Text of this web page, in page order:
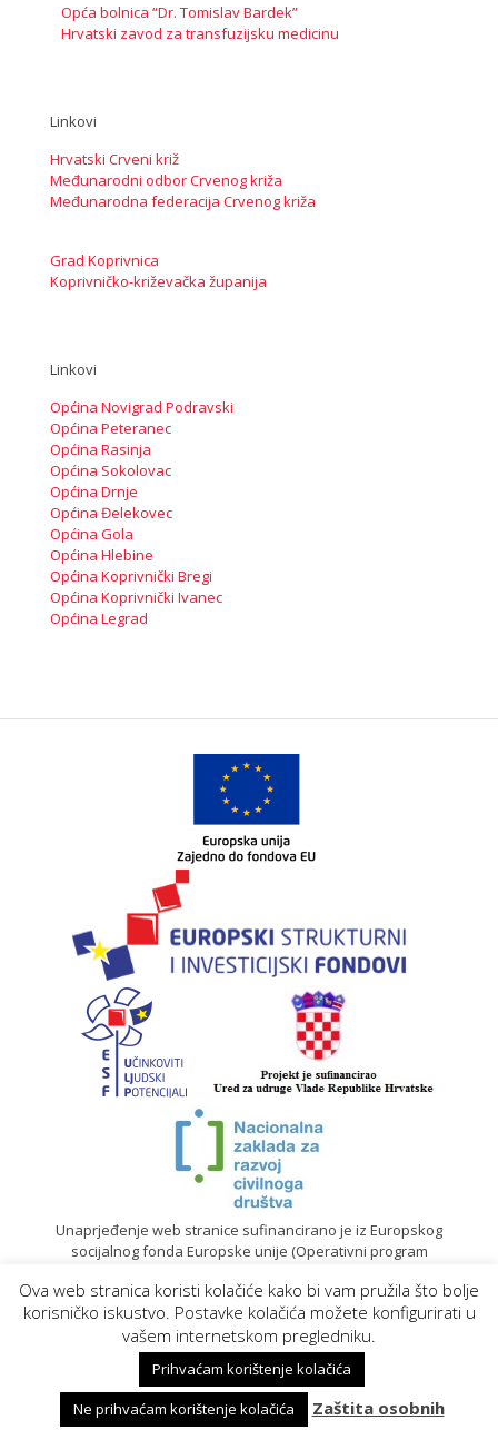
Opća bolnica “Dr. Tomislav Bardek”
Hrvatski zavod za transfuzijsku medicinu
Linkovi
Hrvatski Crveni križ
Međunarodni odbor Crvenog križa
Međunarodna federacija Crvenog križa
Grad Koprivnica
Koprivničko-križevačka županija
Linkovi
Općina Novigrad Podravski
Općina Peteranec
Općina Rasinja
Općina Sokolovac
Općina Drnje
Općina Đelekovec
Općina Gola
Općina Hlebine
Općina Koprivnički Bregi
Općina Koprivnički Ivanec
Općina Legrad
Unaprjeđenje web stranice sufinancirano je iz Europskog
socijalnog fonda Europske unije (Operativni program
© 2020. Sadržaj mrežne stranice isključiva je odgovornost
Gradskog društva Crvenog križa Koprivnica | Izrada web
stranica
Ova web stranica koristi kolačiće kako bi vam pružila što bolje
korisničko iskustvo. Postavke kolačića možete konfigurirati u
vašem internetskom pregledniku.
Prihvaćam korištenje kolačića
Ne prihvaćam korištenje kolačića
Zaštita osobnih